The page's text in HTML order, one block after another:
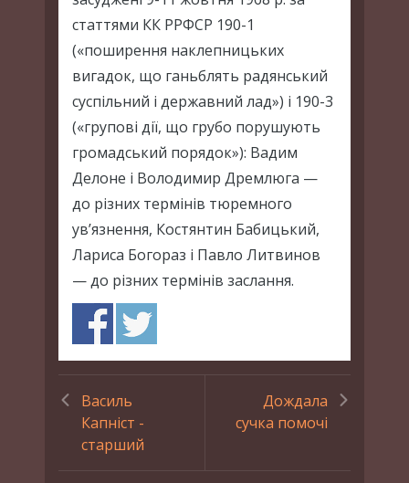
статтями КК РРФСР 190-1
(«поширення наклепницьких
вигадок, що ганьблять радянський
суспільний і державний лад») і 190-3
(«групові дії, що грубо порушують
громадський порядок»): Вадим
Делоне і Володимир Дремлюга —
до різних термінів тюремного
ув’язнення, Костянтин Бабицький,
Лариса Богораз і Павло Литвинов
— до різних термінів заслання.
Василь
Капніст -
старший
Дождала
сучка помочі